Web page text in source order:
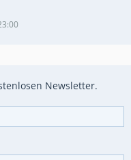
Newsletter.